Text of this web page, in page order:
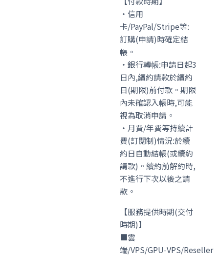
・信用
卡/PayPal/Stripe等:
訂購(申請)時確定結
帳。
・銀行轉帳:申請日起3
日內,續約請款於續約
日(期限)前付款。期限
內未確認入帳時,可能
視為取消申請。
・月費/年費等持續計
費(訂閱制)情況:於續
約日自動結帳(或續約
請款)。續約前解約時,
不進行下次以後之請
款。
【服務提供時期(交付
時期)】
■雲
端/VPS/GPU‑VPS/Reseller